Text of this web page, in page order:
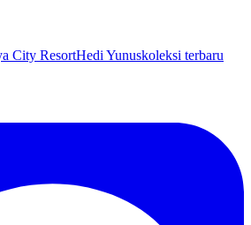
City ResortHedi Yunuskoleksi terbaru